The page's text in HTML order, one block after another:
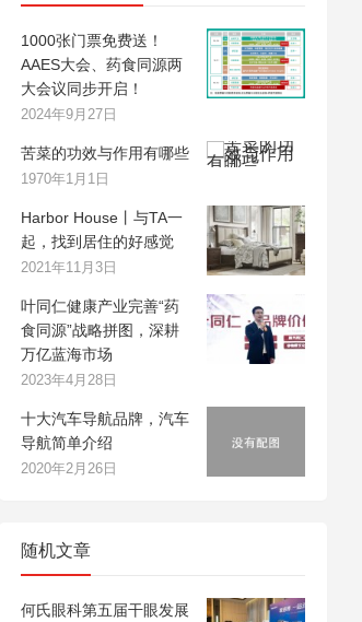
1000张门票免费送！
AAES大会、药食同源两
大会议同步开启！
2024年9月27日
苦菜的功效与作用有哪些
1970年1月1日
Harbor House丨与TA一
起，找到居住的好感觉
2021年11月3日
叶同仁健康产业完善“药
食同源”战略拼图，深耕
万亿蓝海市场
2023年4月28日
十大汽车导航品牌，汽车
导航简单介绍
2020年2月26日
随机文章
何氏眼科第五届干眼发展